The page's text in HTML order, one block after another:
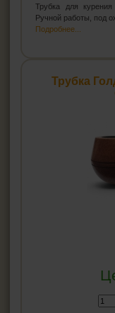
Трубка для
Ручной работы, под
Подробнее...
Трубка